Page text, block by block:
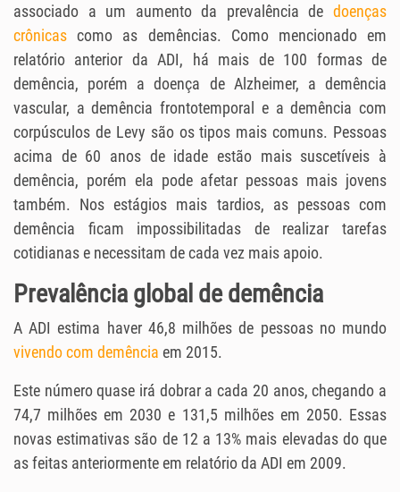
associado a um aumento da prevalência de doenças
crônicas como as demências. Como mencionado em
relatório anterior da ADI, há mais de 100 formas de
demência, porém a doença de Alzheimer, a demência
vascular, a demência frontotemporal e a demência com
corpúsculos de Levy são os tipos mais comuns. Pessoas
acima de 60 anos de idade estão mais suscetíveis à
demência, porém ela pode afetar pessoas mais jovens
também. Nos estágios mais tardios, as pessoas com
demência ficam impossibilitadas de realizar tarefas
cotidianas e necessitam de cada vez mais apoio.
Prevalência global de demência
A ADI estima haver 46,8 milhões de pessoas no mundo
vivendo com demência em 2015.
Este número quase irá dobrar a cada 20 anos, chegando a
74,7 milhões em 2030 e 131,5 milhões em 2050. Essas
novas estimativas são de 12 a 13% mais elevadas do que
as feitas anteriormente em relatório da ADI em 2009.